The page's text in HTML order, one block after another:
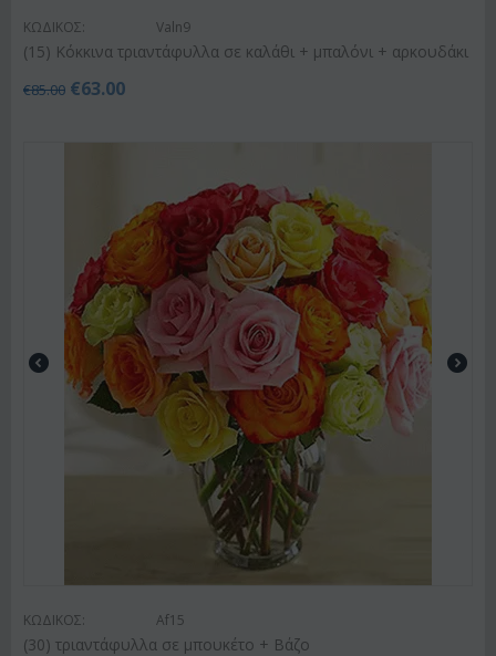
ΚΩΔΙΚΟΣ: Valn9
(15) Κόκκινα τριαντάφυλλα σε καλάθι + μπαλόνι + αρκουδάκι
€85.00 €63.00
ΚΩΔΙΚΟΣ: Af15
(30) τριαντάφυλλα σε μπουκέτο + Βάζο